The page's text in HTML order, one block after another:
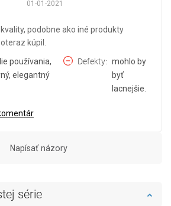
01-01-2021
podobne ako iné produkty
kúpil.
používania,
elegantný
Defekty
mohlo by
byť
lacnejšie.
Napísať názory
série